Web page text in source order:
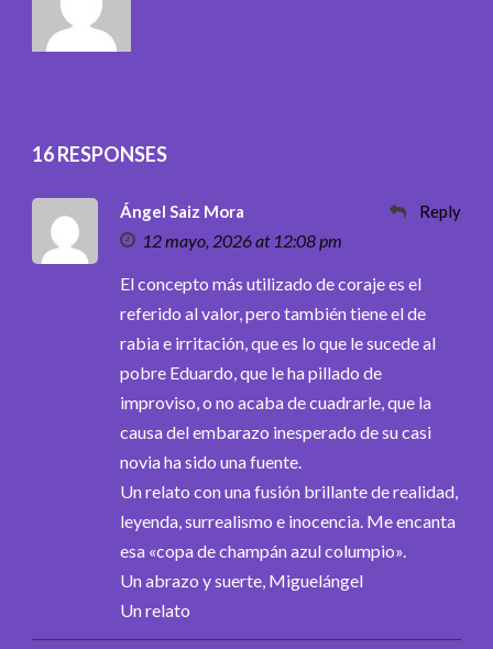
16 RESPONSES
Ángel Saiz Mora
12 mayo, 2026 at 12:08 pm
Reply
El concepto más utilizado de coraje es el
referido al valor, pero también tiene el de
rabia e irritación, que es lo que le sucede al
pobre Eduardo, que le ha pillado de
improviso, o no acaba de cuadrarle, que la
causa del embarazo inesperado de su casi
novia ha sido una fuente.
Un relato con una fusión brillante de realidad,
leyenda, surrealismo e inocencia. Me encanta
esa «copa de champán azul columpio».
Un abrazo y suerte, Miguelángel
Un relato